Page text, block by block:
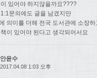
있어야 하지않을까요????
문의에도 글을 남겼지만
의미를 더해 전국 도서관에 소장
이 있어야 된다고 생각되어서요
안윤수
2017.04.08 1:03 오후